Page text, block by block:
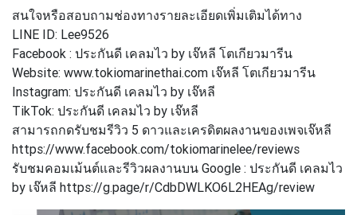
สนใจหรือสอบถามช่องทางรายละเอียดเพิ่มเติมได้ทาง
LINE ID: Lee9526
Facebook : ประกันดี เคลมไว by เจ๊หลี โตเกียวมารีน
Website: www.tokiomarinethai.com เจ๊หลี โตเกียวมารีน
Instagram: ประกันดี เคลมไว by เจ๊หลี
TikTok: ประกันดี เคลมไว by เจ๊หลี
สามารถกดรับชมรีวิว 5 ดาวและเครดิตผลงานของเพจเจ๊หลี
https://www.facebook.com/tokiomarinelee/reviews
รับชมคอมเม้นต์และรีวิวผลงานบน Google : ประกันดี เคลมไว
by เจ๊หลี https://g.page/r/CdbDWLKO6L2HEAg/review